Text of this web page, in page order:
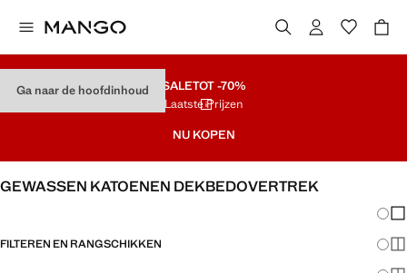
Ga naar de hoofdinhoud SALETOT -70%
Laatste Prijzen
NU KOPEN
GEWASSEN KATOENEN DEKBEDOVERTREK
FILTEREN EN RANGSCHIKKEN